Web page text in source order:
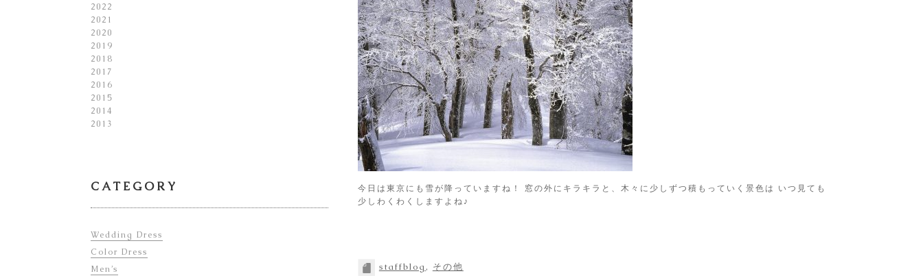
今日は東京にも雪が降っていますね！ 窓の外にキラキラと、木々に少しずつ積もっていく景色は いつ見ても
少しわくわくしますよね♪
staffblog , その他
2022
2021
2020
2019
2018
2017
2016
2015
2014
2013
CATEGORY
Wedding Dress
Color Dress
Men’s